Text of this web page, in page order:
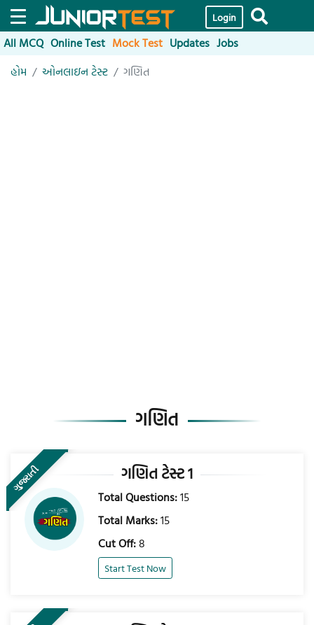
Login
All MCQ Online Test Mock Test Updates Jobs
હોમ
ઓનલાઇન ટેસ્ટ ગણિત
ગણિત
ગુજરાતી ગણિત ટેસ્ટ 1
Total Questions:15
Total Marks:15
Cut Off:8
Start Test Now